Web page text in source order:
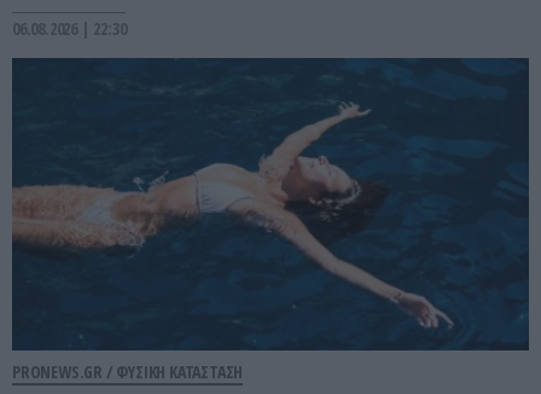
06.08.2026 | 22:30
PRONEWS.GR / ΦΥΣΙΚΗ ΚΑΤΑΣΤΑΣΗ